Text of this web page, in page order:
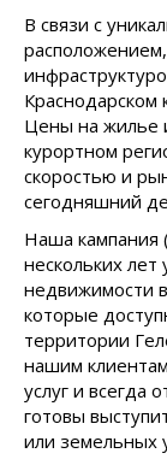
В связи с
Краснодарском
Цены на жилье
курортном
скоростью и
сегодняшний
Наша кампания (
нескольких
недвижимости
которые
территории
нашим
услуг и всегда
готовы
или земельных